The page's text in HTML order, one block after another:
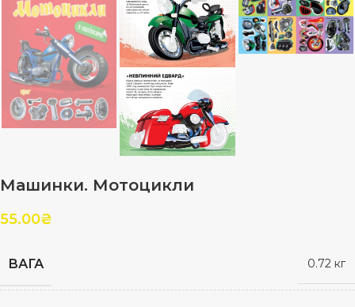
Машинки. Мотоцикли
55.00₴
ВАГА 0.72 кг